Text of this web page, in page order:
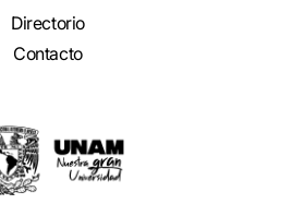
Directorio
Contacto